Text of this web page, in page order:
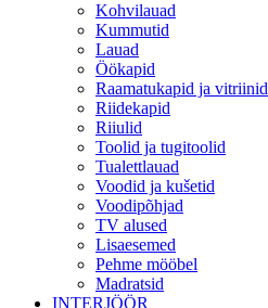
Kohvilauad
Kummutid
Lauad
Öökapid
Raamatukapid ja vitriinid
Riidekapid
Riiulid
Toolid ja tugitoolid
Tualettlauad
Voodid ja kušetid
Voodipõhjad
TV alused
Lisaesemed
Pehme mööbel
Madratsid
INTERJÖÖR